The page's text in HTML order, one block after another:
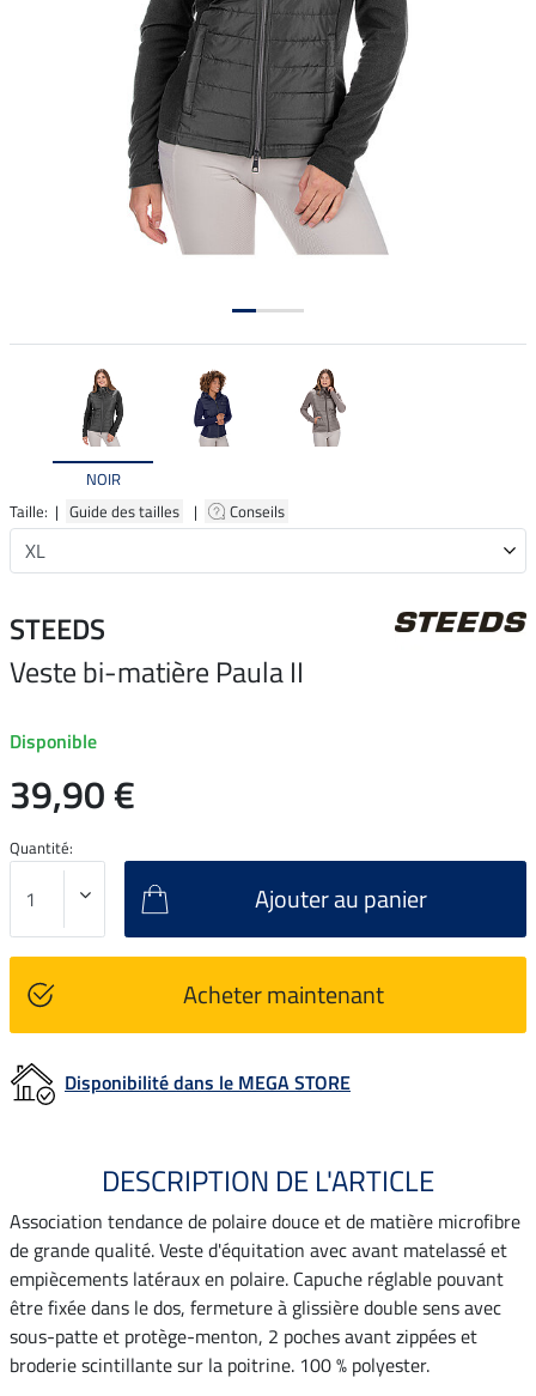
NOIR
Taille: | Guide des tailles | Conseils
STEEDS
Veste bi-matière Paula II
Disponible
39,90 €
Quantité:
Ajouter au panier
Acheter maintenant
Disponibilité dans le MEGA STORE
DESCRIPTION DE L'ARTICLE
Association tendance de polaire douce et de matière microfibre
de grande qualité. Veste d'équitation avec avant matelassé et
empiècements latéraux en polaire. Capuche réglable pouvant
être fixée dans le dos, fermeture à glissière double sens avec
sous-patte et protège-menton, 2 poches avant zippées et
broderie scintillante sur la poitrine. 100 % polyester.